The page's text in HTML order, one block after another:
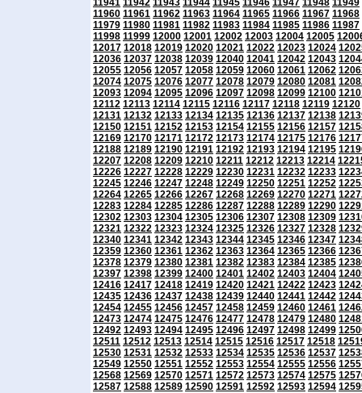
11941 11942 11943 11944 11945 11946 11947 11948 11949
11960 11961 11962 11963 11964 11965 11966 11967 11968
11979 11980 11981 11982 11983 11984 11985 11986 11987
11998 11999 12000 12001 12002 12003 12004 12005
12017 12018 12019 12020 12021 12022 12023 12024
12036 12037 12038 12039 12040 12041 12042 12043
12055 12056 12057 12058 12059 12060 12061 12062
12074 12075 12076 12077 12078 12079 12080 12081
12093 12094 12095 12096 12097 12098 12099 12100
12112 12113 12114 12115 12116 12117 12118 12119 12120
12131 12132 12133 12134 12135 12136 12137 12138
12150 12151 12152 12153 12154 12155 12156 12157
12169 12170 12171 12172 12173 12174 12175 12176
12188 12189 12190 12191 12192 12193 12194 12195
12207 12208 12209 12210 12211 12212 12213 12214
12226 12227 12228 12229 12230 12231 12232 12233
12245 12246 12247 12248 12249 12250 12251 12252
12264 12265 12266 12267 12268 12269 12270 12271
12283 12284 12285 12286 12287 12288 12289 12290
12302 12303 12304 12305 12306 12307 12308 12309
12321 12322 12323 12324 12325 12326 12327 12328
12340 12341 12342 12343 12344 12345 12346 12347
12359 12360 12361 12362 12363 12364 12365 12366
12378 12379 12380 12381 12382 12383 12384 12385
12397 12398 12399 12400 12401 12402 12403 12404
12416 12417 12418 12419 12420 12421 12422 12423
12435 12436 12437 12438 12439 12440 12441 12442
12454 12455 12456 12457 12458 12459 12460 12461
12473 12474 12475 12476 12477 12478 12479 12480
12492 12493 12494 12495 12496 12497 12498 12499
12511 12512 12513 12514 12515 12516 12517 12518
12530 12531 12532 12533 12534 12535 12536 12537
12549 12550 12551 12552 12553 12554 12555 12556
12568 12569 12570 12571 12572 12573 12574 12575
12587 12588 12589 12590 12591 12592 12593 12594